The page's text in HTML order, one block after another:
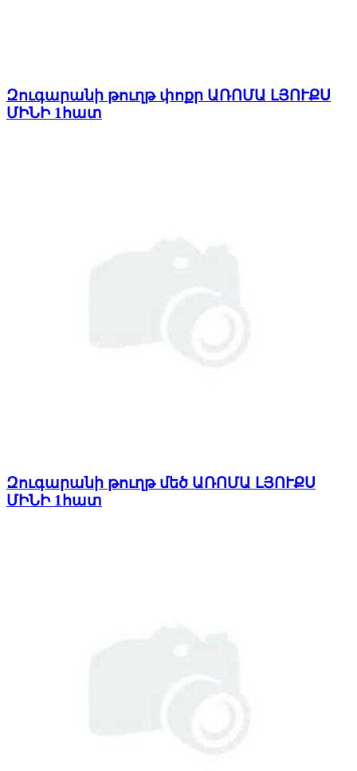
Զուգարանի թուղթ փոքր ԱՌՈՄԱ ԼՅՈՒՔՍ
ՄԻՆԻ 1հատ
Զուգարանի թուղթ մեծ ԱՌՈՄԱ ԼՅՈՒՔՍ
ՄԻՆԻ 1հատ